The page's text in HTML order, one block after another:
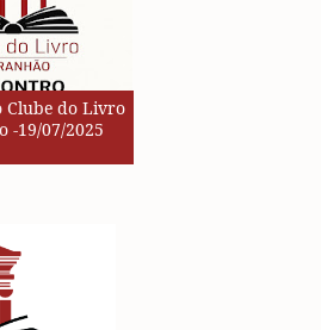
Clube do Livro
-19/07/2025